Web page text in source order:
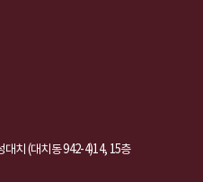
대치 (대치동 942-4)14, 15층